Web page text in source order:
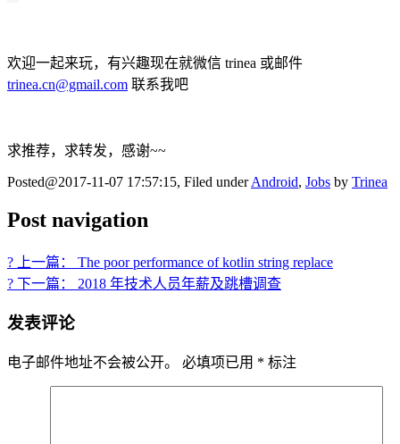
欢迎一起来玩，有兴趣现在就微信 trinea 或邮件
trinea.cn@gmail.com 联系我吧
求推荐，求转发，感谢~~
Posted@2017-11-07 17:57:15, Filed underAndroid, Jobs by Trinea
Post navigation
? 上一篇： The poor performance of kotlin string replace
? 下一篇： 2018 年技术人员年薪及跳槽调查
发表评论
电子邮件地址不会被公开。 必填项已用 * 标注